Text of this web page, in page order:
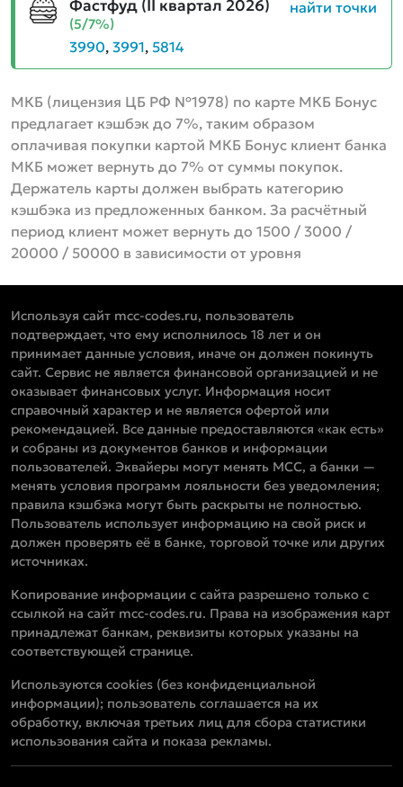
Фастфуд (II квартал 2026)
(5/7%)
найти точки
3990,3991, 5814
МКБ (лицензия ЦБ РФ №1978) по карте МКБ Бонус
предлагает кэшбэк до 7%, таким образом
оплачивая покупки картой МКБ Бонус клиент банка
МКБ может вернуть до 7% от суммы покупок.
Держатель карты должен выбрать категорию
кэшбэка из предложенных банком. За расчётный
период клиент может вернуть до 1500 / 3000 /
20000 / 50000 в зависимости от уровня
Используя сайт mcc-codes.ru, пользователь
подтверждает, что ему исполнилось 18 лет и он
принимает данные условия, иначе он должен покинуть
сайт. Сервис не является финансовой организацией и не
оказывает финансовых услуг. Информация носит
справочный характер и не является офертой или
рекомендацией. Все данные предоставляются «как есть»
и собраны из документов банков и информации
пользователей. Эквайеры могут менять MCC, а банки —
менять условия программ лояльности без уведомления;
правила кэшбэка могут быть раскрыты не полностью.
Пользователь использует информацию на свой риск и
должен проверять её в банке, торговой точке или других
источниках.
Копирование информации с сайта разрешено только с
ссылкой на сайт mcc-codes.ru. Права на изображения карт
принадлежат банкам, реквизиты которых указаны на
соответствующей странице.
Используются cookies (без конфиденциальной
информации); пользователь соглашается на их
обработку, включая третьих лиц для сбора статистики
использования сайта и показа рекламы.